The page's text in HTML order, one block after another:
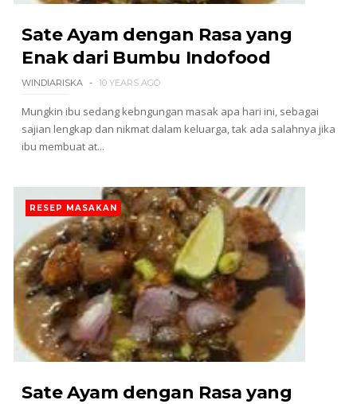
Sate Ayam dengan Rasa yang
Enak dari Bumbu Indofood
WINDIARISKA 10 YEARS AGO
Mungkin ibu sedang kebngungan masak apa hari ini, sebagai
sajian lengkap dan nikmat dalam keluarga, tak ada salahnya jika
ibu membuat at...
RESEP MASAKAN
Sate Ayam dengan Rasa yang